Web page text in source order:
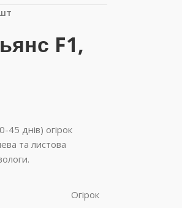
F1,
45 днів) огірок
та листова
Огірок